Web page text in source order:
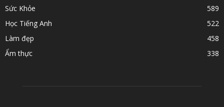
Sức Khỏe
589
Học Tiếng Anh
522
Làm đẹp
458
Ẩm thực
338